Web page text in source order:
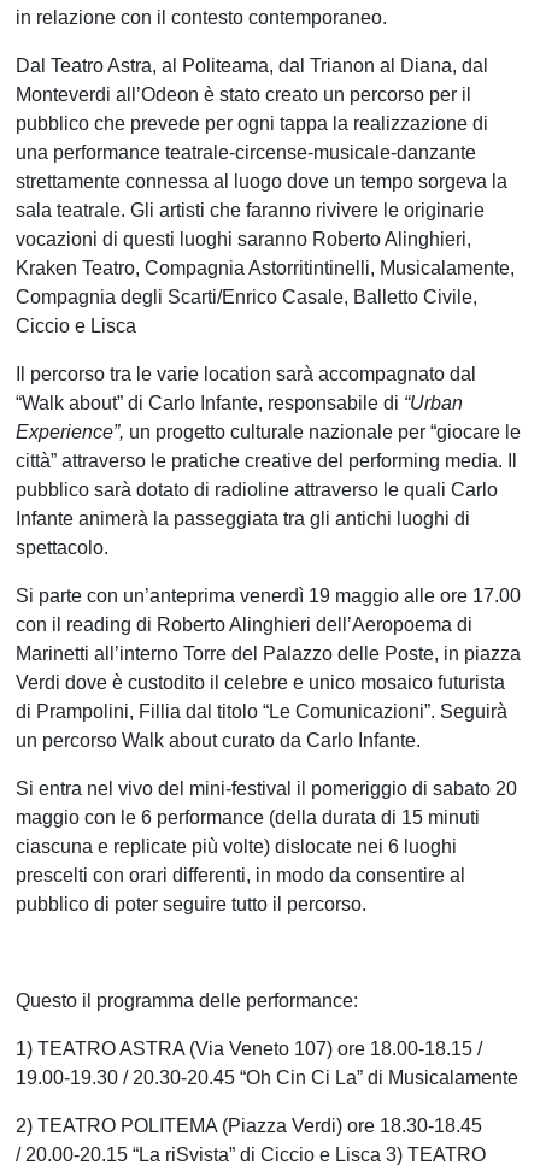
in relazione con il contesto contemporaneo.
Dal Teatro Astra, al Politeama, dal Trianon al Diana, dal
Monteverdi all’Odeon è stato creato un percorso per il
pubblico che prevede per ogni tappa la realizzazione di
una performance teatrale-circense-musicale-danzante
strettamente connessa al luogo dove un tempo sorgeva la
sala teatrale. Gli artisti che faranno rivivere le originarie
vocazioni di questi luoghi saranno Roberto Alinghieri,
Kraken Teatro, Compagnia Astorritintinelli, Musicalamente,
Compagnia degli Scarti/Enrico Casale, Balletto Civile,
Ciccio e Lisca
Il percorso tra le varie location sarà accompagnato dal
“Walk about” di Carlo Infante, responsabile di “Urban
Experience”, un progetto culturale nazionale per “giocare le
città” attraverso le pratiche creative del performing media. Il
pubblico sarà dotato di radioline attraverso le quali Carlo
Infante animerà la passeggiata tra gli antichi luoghi di
spettacolo.
Si parte con un’anteprima venerdì 19 maggio alle ore 17.00
con il reading di Roberto Alinghieri dell’Aeropoema di
Marinetti all’interno Torre del Palazzo delle Poste, in piazza
Verdi dove è custodito il celebre e unico mosaico futurista
di Prampolini, Fillia dal titolo “Le Comunicazioni”. Seguirà
un percorso Walk about curato da Carlo Infante.
Si entra nel vivo del mini-festival il pomeriggio di sabato 20
maggio con le 6 performance (della durata di 15 minuti
ciascuna e replicate più volte) dislocate nei 6 luoghi
prescelti con orari differenti, in modo da consentire al
pubblico di poter seguire tutto il percorso.
Questo il programma delle performance:
1) TEATRO ASTRA (Via Veneto 107) ore 18.00-18.15 /
19.00-19.30 / 20.30-20.45 “Oh Cin Ci La” di Musicalamente
2) TEATRO POLITEMA (Piazza Verdi) ore 18.30-18.45
/ 20.00-20.15 “La riSvista” di Ciccio e Lisca 3) TEATRO